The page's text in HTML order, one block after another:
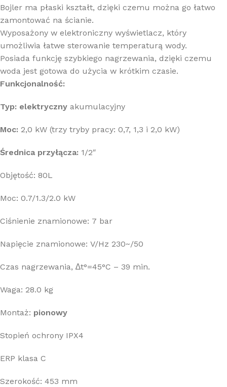
Bojler ma płaski kształt, dzięki czemu można go łatwo
zamontować na ścianie.
Wyposażony w elektroniczny wyświetlacz, który
umożliwia łatwe sterowanie temperaturą wody.
Posiada funkcję szybkiego nagrzewania, dzięki czemu
woda jest gotowa do użycia w krótkim czasie.
Funkcjonalność:
Typ: elektryczny akumulacyjny
Moc: 2,0 kW (trzy tryby pracy: 0,7, 1,3 i 2,0 kW)
Średnica przyłącza: 1/2″
Objętość: 80L
Moc: 0.7/1.3/2.0 kW
Ciśnienie znamionowe: 7 bar
Napięcie znamionowe: V/Hz 230~/50
Czas nagrzewania, ∆t°=45°C – 39 min.
Waga: 28.0 kg
Montaż: pionowy
Stopień ochrony IPX4
ERP klasa C
Szerokość: 453 mm